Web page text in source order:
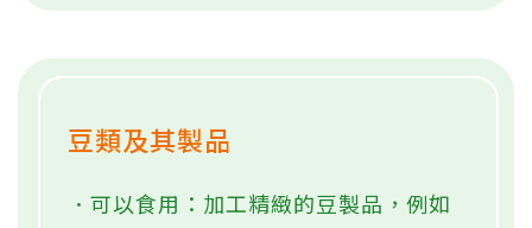
豆類及其製品
．可以食用：加工精緻的豆製品，例如